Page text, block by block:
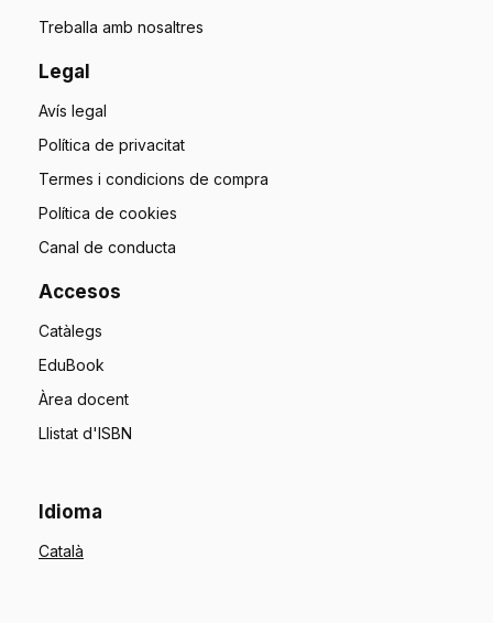
Treballa amb nosaltres
Legal
Avís legal
Política de privacitat
Termes i condicions de compra
Política de cookies
Canal de conducta
Accesos
Catàlegs
EduBook
Àrea docent
Llistat d'ISBN
Idioma